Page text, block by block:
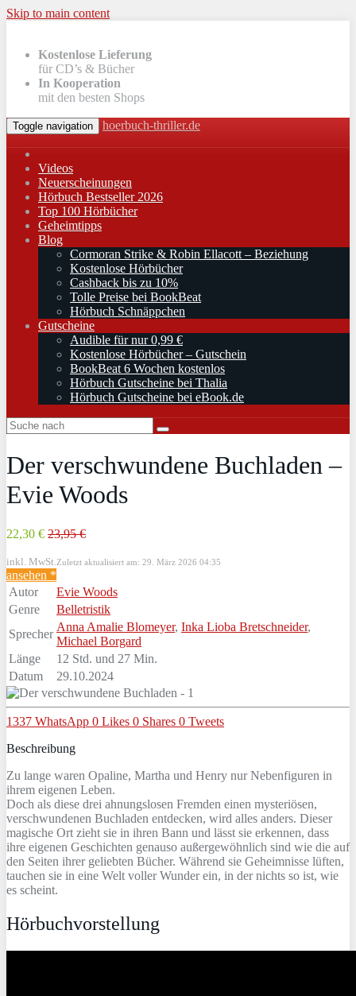
Skip to main content
Kostenlose Lieferung
für CD’s & Bücher
In Kooperation
mit den besten Shops
Toggle navigation hoerbuch-thriller.de
Videos
Neuerscheinungen
Hörbuch Bestseller 2026
Top 100 Hörbücher
Geheimtipps
Blog
Cormoran Strike & Robin Ellacott – Beziehung
Kostenlose Hörbücher
Cashback bis zu 10%
Tolle Preise bei BookBeat
Hörbuch Schnäppchen
Gutscheine
Audible für nur 0,99 €
Kostenlose Hörbücher – Gutschein
BookBeat 6 Wochen kostenlos
Hörbuch Gutscheine bei Thalia
Hörbuch Gutscheine bei eBook.de
Der verschwundene Buchladen –
Evie Woods
22,30 € 23,95 €
inkl. MwSt. Zuletzt aktualisiert am: 29. März 2026 04:35
ansehen *
Autor
Evie Woods
Genre
Belletristik
Sprecher
Anna Amalie Blomeyer, Inka Lioba Bretschneider,
Michael Borgard
Länge
12 Std. und 27 Min.
Datum
29.10.2024
1337 WhatsApp 0 Likes 0 Shares 0 Tweets
Beschreibung
Zu lange waren Opaline, Martha und Henry nur Nebenfiguren in
ihrem eigenen Leben.
Doch als diese drei ahnungslosen Fremden einen mysteriösen,
verschwundenen Buchladen entdecken, wird alles anders. Dieser
magische Ort zieht sie in ihren Bann und lässt sie erkennen, dass
ihre eigenen Geschichten genauso außergewöhnlich sind wie die auf
den Seiten ihrer geliebten Bücher. Während sie Geheimnisse lüften,
tauchen sie in eine Welt voller Wunder ein, in der nichts so ist, wie
es scheint.
Hörbuchvorstellung